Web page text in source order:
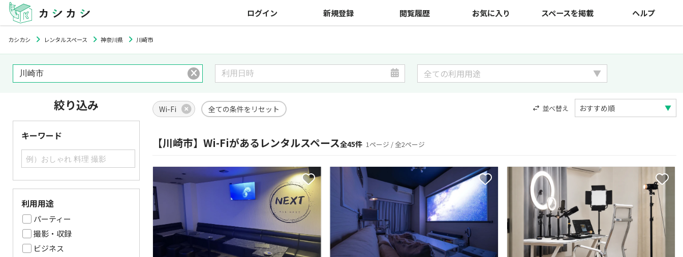
ログイン 新規登録 閲覧履歴 お気に入り スペースを掲載 ヘルプ
カシカシ レンタルスペース 神奈川県 川崎市
絞り込み
キーワード
利用用途
パーティー
撮影・収録
ビジネス
Wi-Fi 全ての条件をリセット 並べ替え
【川崎市】Wi-Fiがあるレンタルスペース全45件 1ページ / 全2ページ